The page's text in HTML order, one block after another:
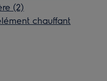
(2)
chauffant